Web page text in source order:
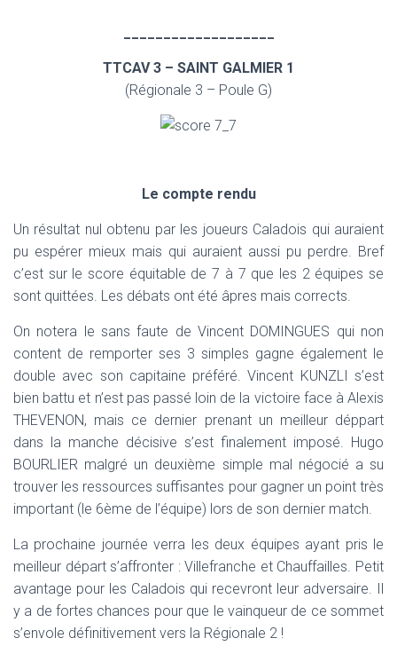
TTCAV 3 – SAINT GALMIER 1
(Régionale 3 – Poule G)
Le compte rendu
Un résultat nul obtenu par les joueurs Caladois qui auraient
pu espérer mieux mais qui auraient aussi pu perdre. Bref
c’est sur le score équitable de 7 à 7 que les 2 équipes se
sont quittées. Les débats ont été âpres mais corrects.
On notera le sans faute de Vincent DOMINGUES qui non
content de remporter ses 3 simples gagne également le
double avec son capitaine préféré. Vincent KUNZLI s’est
bien battu et n’est pas passé loin de la victoire face à Alexis
THEVENON, mais ce dernier prenant un meilleur déppart
dans la manche décisive s’est finalement imposé. Hugo
BOURLIER malgré un deuxième simple mal négocié a su
trouver les ressources suffisantes pour gagner un point très
important (le 6ème de l’équipe) lors de son dernier match.
La prochaine journée verra les deux équipes ayant pris le
meilleur départ s’affronter : Villefranche et Chauffailles. Petit
avantage pour les Caladois qui recevront leur adversaire. Il
y a de fortes chances pour que le vainqueur de ce sommet
s’envole définitivement vers la Régionale 2 !